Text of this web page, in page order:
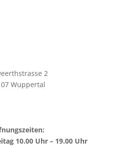
2
Wuppertal
10.00 Uhr – 19.00 Uhr